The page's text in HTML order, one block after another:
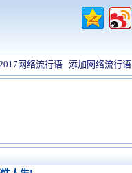
网络流行语 添加网络流行语